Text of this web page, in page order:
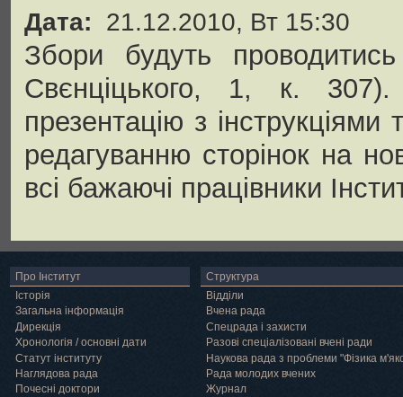
Дата: 21.12.2010, Вт 15:30
Збори будуть
Свєнціцького, 1, к. 307).
презентацію з
редагуванню сторінок на
всі бажаючі працівники
Про Інститут
Історія
Загальна інформація
Дирекція
Хронологія / основні дати
Статут інституту
Наглядова рада
Почесні доктори
Структура
Відділи
Вчена рада
Спецрада і захисти
Разові спеціалізовані вчені ради
Наукова рада з проблеми "Фізика
Рада молодих вчених
Журнал